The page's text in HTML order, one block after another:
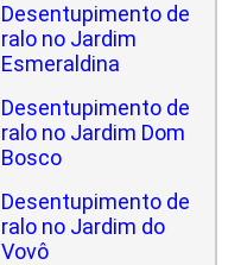
Desentupimento de
ralo no Jardim
Esmeraldina
Desentupimento de
ralo no Jardim Dom
Bosco
Desentupimento de
ralo no Jardim do
Vovô